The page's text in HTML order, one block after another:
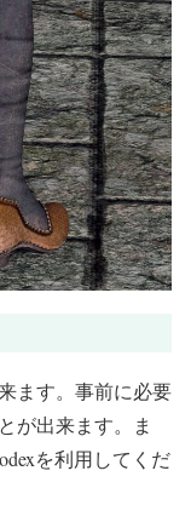
ます。事前に必要
が出来ます。ま
を利用してくだ